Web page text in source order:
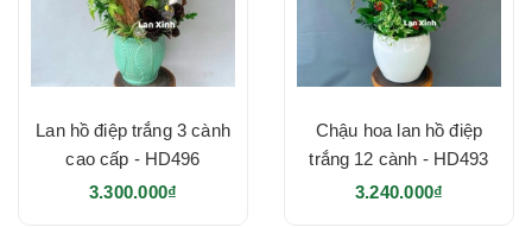
Lan hồ điệp trắng 3 cành
cao cấp - HD496
3.300.000₫
Chậu hoa lan hồ điệp
trắng 12 cành - HD493
3.240.000₫